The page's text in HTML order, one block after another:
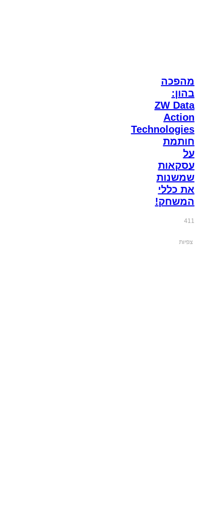
מהפכה
בהון:
ZW Data
Action
Technologies
חותמת
על
עסקאות
שמשנות
את כללי
המשחק!
411
צפיות